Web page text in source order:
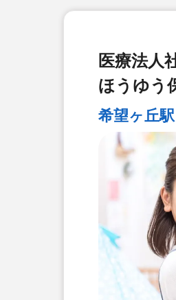
医療法人
ほうゆう
希望ヶ丘